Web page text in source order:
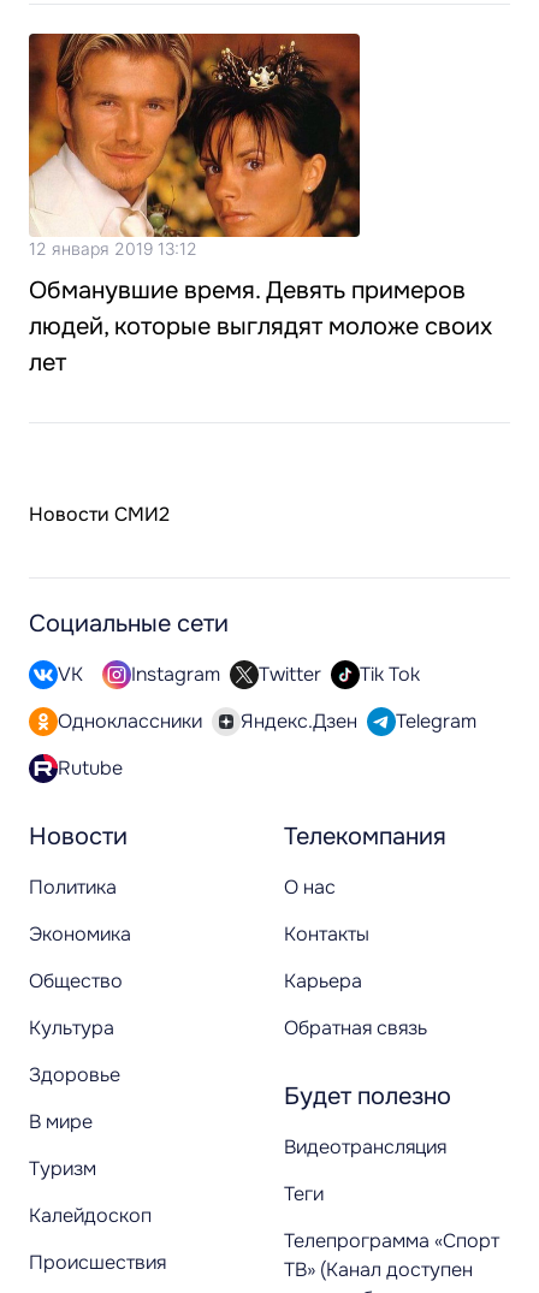
12 января 2019 13:12
Обманувшие время. Девять примеров
людей, которые выглядят моложе своих
лет
Новости СМИ2
Новости
Политика
Экономика
Общество
Культура
Здоровье
В мире
Туризм
Калейдоскоп
Происшествия
Телекомпания
О нас
Контакты
Карьера
Обратная связь
Будет полезно
Видеотрансляция
Теги
Телепрограмма «Спорт
ТВ» (Канал доступен
Социальные сети
VK Instagram Twitter
Tik Tok
Одноклассники
Яндекс.Дзен
Telegram
Rutube